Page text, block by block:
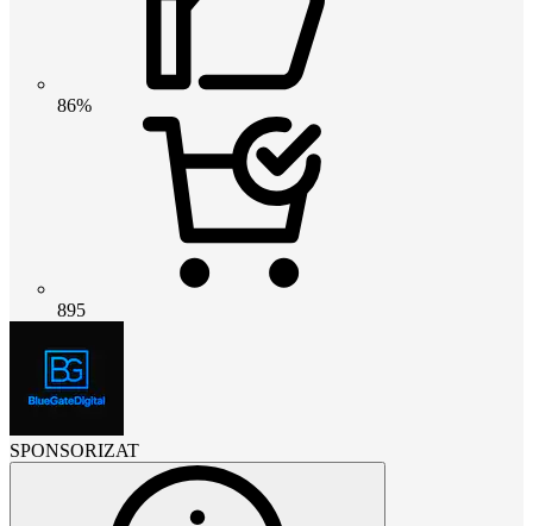
86%
895
SPONSORIZAT